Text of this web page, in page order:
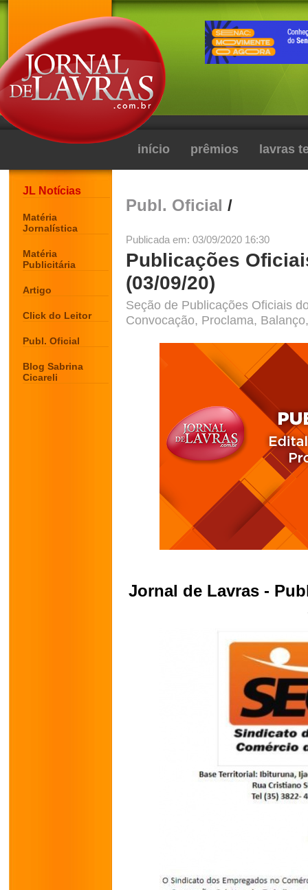
início prêmios lavras
JL Notícias
Matéria
Jornalística
Matéria
Publicitária
Artigo
Click do Leitor
Publ. Oficial
Blog Sabrina
Cicareli
Publ. Oficial /
Publicada em: 03/09/2020 16:30
Publicações
(03/09/20)
Seção de Publicações Oficiais
Convocação, Proclama,
Jornal de Lavras -